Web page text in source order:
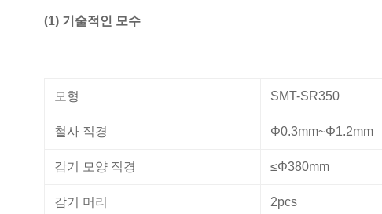
(1) 기술적인 모수
모형 SMT-SR350
철사 직경 Φ0.3mm~Φ1.2mm
감기 모양 직경 ≤Φ380mm
감기 머리 2pcs